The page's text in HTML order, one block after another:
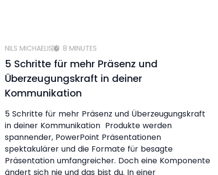
NILS MICHAELIS 8 MINUTES
5 Schritte für mehr Präsenz und
Überzeugungskraft in deiner
Kommunikation
5 Schritte für mehr Präsenz und Überzeugungskraft
in deiner Kommunikation Produkte werden
spannender, PowerPoint Präsentationen
spektakulärer und die Formate für besagte
Präsentation umfangreicher. Doch eine Komponente
ändert sich nie und das bist du. In einer